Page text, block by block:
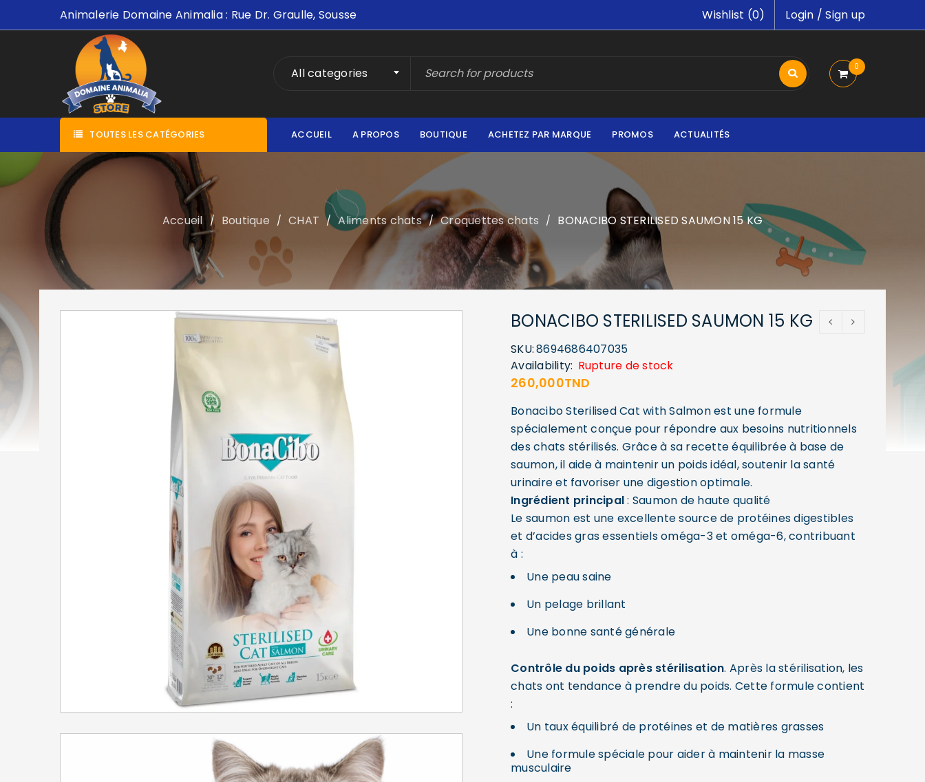
Animalerie Domaine Animalia : Rue Dr. Graulle, Sousse Login /Sign up
Wishlist (0)
All categories 0
TOUTES LES CATÉGORIES ACCUEIL A PROPOS BOUTIQUE ACHETEZ PAR MARQUE PROMOS ACTUALITÉS
Accueil / Boutique / CHAT / Aliments chats / Croquettes chats / BONACIBO STERILISED SAUMON 15 KG
BONACIBO STERILISED SAUMON 15 KG
SKU:8694686407035
Availability: Rupture de stock
260,000TND
Bonacibo Sterilised Cat with Salmon est une formule
spécialement conçue pour répondre aux besoins nutritionnels
des chats stérilisés. Grâce à sa recette équilibrée à base de
saumon, il aide à maintenir un poids idéal, soutenir la santé
urinaire et favoriser une digestion optimale.
Ingrédient principal: Saumon de haute qualité
Le saumon est une excellente source de protéines digestibles
et d’acides gras essentiels oméga-3 et oméga-6, contribuant
à :
Une peau saine
Un pelage brillant
Une bonne santé générale
Contrôle du poids après stérilisation. Après la stérilisation, les
chats ont tendance à prendre du poids. Cette formule contient
:
Un taux équilibré de protéines et de matières grasses
Une formule spéciale pour aider à maintenir la masse
musculaire